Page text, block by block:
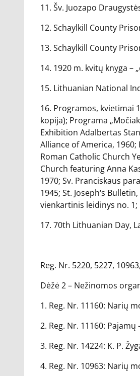
11. Šv. Juozapo
12. Schaylkill County
13. Schaylkill County
14. 1920 m. kvitų knyga –
15. Lithuanian National
16. Programos, kvietimai
kopija); Programa
Exhibition Adalbertas
Alliance of America,
Roman Catholic Church
Church featuring Anna
1970; Sv. Pranciskaus
1945; St. Joseph‘s
vienkartinis leidinys no. 1;
17. 70th Lithuanian Day,
Reg. Nr. 5220, 5227,
Dėžė 2 – Nežinomos
1. Reg. Nr. 11160: Narių
2. Reg. Nr. 11160:
3. Reg. Nr. 14224: K. P.
4. Reg. Nr. 10963: Narių